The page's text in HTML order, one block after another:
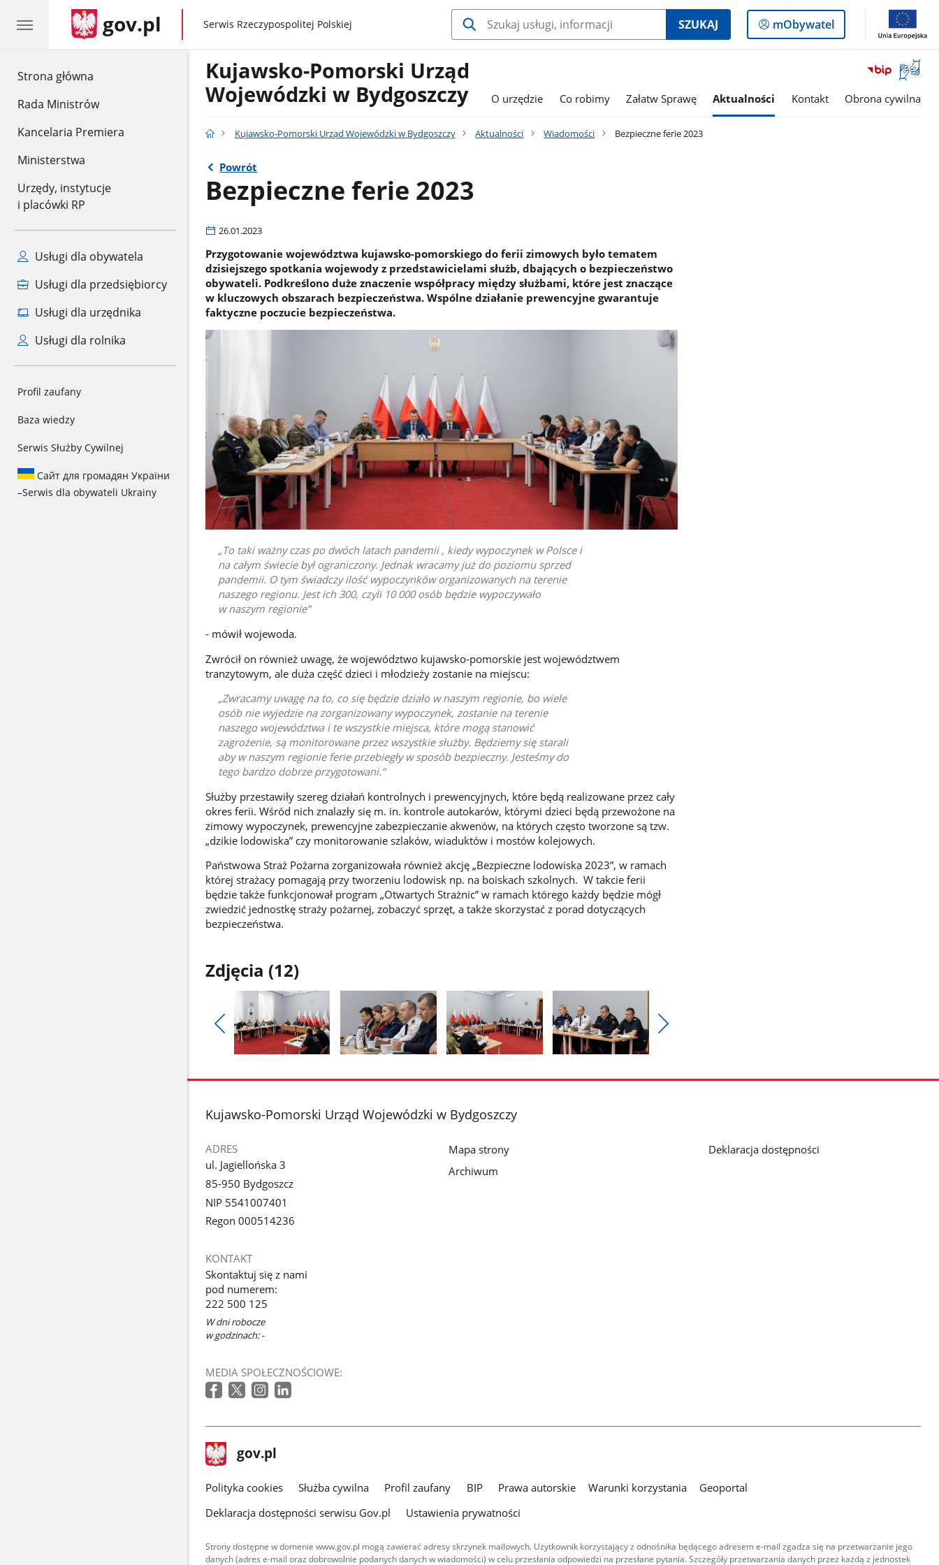
Strona główna
Rada Ministrów
Kancelaria Premiera
Ministerstwa
Urzędy, instytucje
i placówki RP
Usługi dla obywatela
Usługi dla przedsiębiorcy
Usługi dla urzędnika
Usługi dla rolnika
Profil zaufany
Baza wiedzy
Serwis Służby Cywilnej
Сайт для громадян України
–Serwis dla obywateli Ukrainy
gov.pl gov.pl
Serwis Rzeczypospolitej Polskiej SZUKAJ
Logowanie
do
mObywatel
Otwórz
okno
z
Kujawsko-Pomorski Urząd
Wojewódzki w Bydgoszczy
O urzędzie Co robimy Załatw Sprawę Aktualności Kontakt Obrona cywilna
Kujawsko-Pomorski Urząd Wojewódzki w Bydgoszczy Aktualności Wiadomości Bezpieczne ferie 2023
Powrót
Bezpieczne ferie 2023
26.01.2023
Przygotowanie województwa kujawsko-pomorskiego do ferii zimowych było tematem
dzisiejszego spotkania wojewody z przedstawicielami służb, dbających o bezpieczeństwo
obywateli. Podkreślono duże znaczenie współpracy między służbami, które jest znaczące
w kluczowych obszarach bezpieczeństwa. Wspólne działanie prewencyjne gwarantuje
faktyczne poczucie bezpieczeństwa.
To taki ważny czas po dwóch latach pandemii , kiedy wypoczynek w Polsce i
na całym świecie był ograniczony. Jednak wracamy już do poziomu sprzed
pandemii. O tym świadczy ilość wypoczynków organizowanych na terenie
naszego regionu. Jest ich 300, czyli 10 000 osób będzie wypoczywało
w naszym regionie
- mówił wojewoda.
Zwrócił on również uwagę, że województwo kujawsko-pomorskie jest województwem
tranzytowym, ale duża część dzieci i młodzieży zostanie na miejscu:
Zwracamy uwagę na to, co się będzie działo w naszym regionie, bo wiele
osób nie wyjedzie na zorganizowany wypoczynek, zostanie na terenie
naszego województwa i te wszystkie miejsca, które mogą stanowić
zagrożenie, są monitorowane przez wszystkie służby. Będziemy się starali
aby w naszym regionie ferie przebiegły w sposób bezpieczny. Jesteśmy do
tego bardzo dobrze przygotowani.
Służby przestawiły szereg działań kontrolnych i prewencyjnych, które będą realizowane przez cały
okres ferii. Wśród nich znalazły się m. in. kontrole autokarów, którymi dzieci będą przewożone na
zimowy wypoczynek, prewencyjne zabezpieczanie akwenów, na których często tworzone są tzw.
„dzikie lodowiska” czy monitorowanie szlaków, wiaduktów i mostów kolejowych.
Państwowa Straż Pożarna zorganizowała również akcję „Bezpieczne lodowiska 2023”, w ramach
której strażacy pomagają przy tworzeniu lodowisk np. na boiskach szkolnych. W takcie ferii
będzie także funkcjonował program „Otwartych Strażnic” w ramach którego każdy będzie mógł
zwiedzić jednostkę straży pożarnej, zobaczyć sprzęt, a także skorzystać z porad dotyczących
bezpieczeństwa.
Zdjęcia (12)
Pokaż
poprzednie
galerii.
galerii.
galerii.
stopka
Kujawsko-Pomorski Urząd Wojewódzki w Bydgoszczy
ADRES
ul. Jagiellońska 3
85-950 Bydgoszcz
NIP 5541007401
Regon 000514236
KONTAKT
Skontaktuj się z nami
pod numerem:
222 500 125
W dni robocze
w godzinach: -
MEDIA SPOŁECZNOŚCIOWE:
Mapa strony
Archiwum
Deklaracja dostępności
stopka
gov.pl Strona
gov.pl
gov.pl
Polityka cookies Służba cywilna Profil zaufany BIP Prawa autorskie Warunki korzystania
Geoportal
Deklaracja dostępności serwisu Gov.pl
Ustawienia prywatności
Strony dostępne w domenie www.gov.pl mogą zawierać adresy skrzynek mailowych. Użytkownik korzystający z odnośnika będącego adresem e-mail zgadza się na przetwarzanie jego
danych (adres e-mail oraz dobrowolnie podanych danych w wiadomości) w celu przesłania odpowiedzi na przesłane pytania. Szczegóły przetwarzania danych przez każdą z jednostek